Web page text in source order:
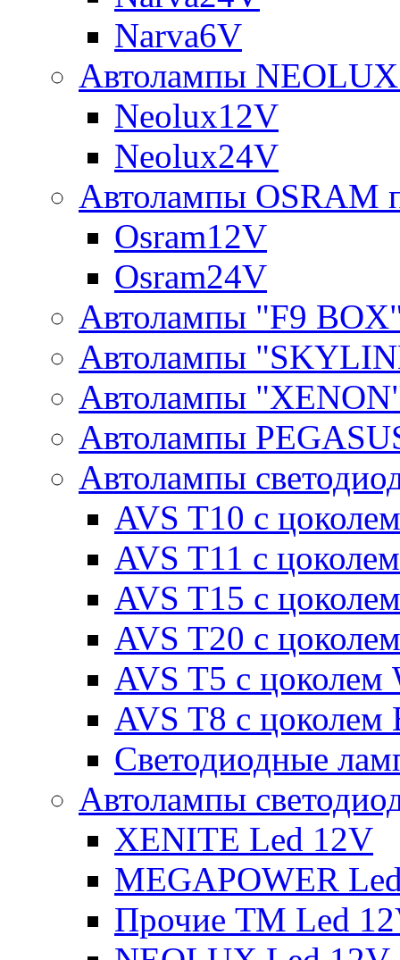
Narva6V
Автолампы
Neolux12V
Neolux24V
Автолампы OSRAM
Osram12V
Osram24V
Автолампы "F9
Автолампы
Автолампы
Автолампы
Автолампы
AVS T10 с
AVS T11 с
AVS T15 с
AVS T20 с
AVS T5 с цоколем
AVS T8 с цоколем
Светодиодные
Автолампы
XENITE Led 12V
MEGAPOWER
Прочие ТМ Led